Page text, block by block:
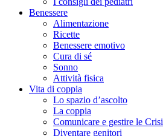
Benessere
Alimentazione
Ricette
Benessere emotivo
Cura di sé
Sonno
Attività fisica
Vita di coppia
Lo spazio d’ascolto
La coppia
Comunicare e gestire le Crisi
Diventare genitori